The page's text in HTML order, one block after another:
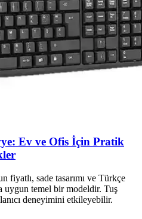
Ev ve Ofis İçin Pratik
fiyatlı, sade tasarımı ve Türkçe
uygun temel bir modeldir. Tuş
deneyimini etkileyebilir.